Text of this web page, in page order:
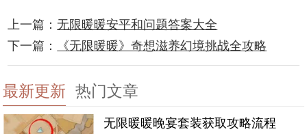
上一篇： 无限暖暖安平和问题答案大全
下一篇：
《无限暖暖》奇想滋养幻境挑战全攻略
最新更新 热门文章
无限暖暖晚宴套装获取攻略流程